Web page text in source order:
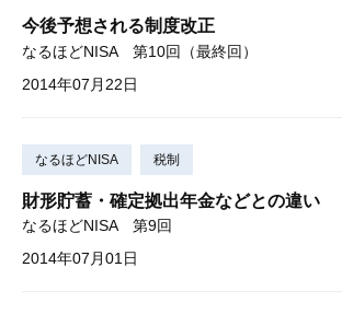
今後予想される制度改正
なるほどNISA 第10回（最終回）
2014年07月22日
なるほどNISA 税制
財形貯蓄・確定拠出年金などとの違い
なるほどNISA 第9回
2014年07月01日